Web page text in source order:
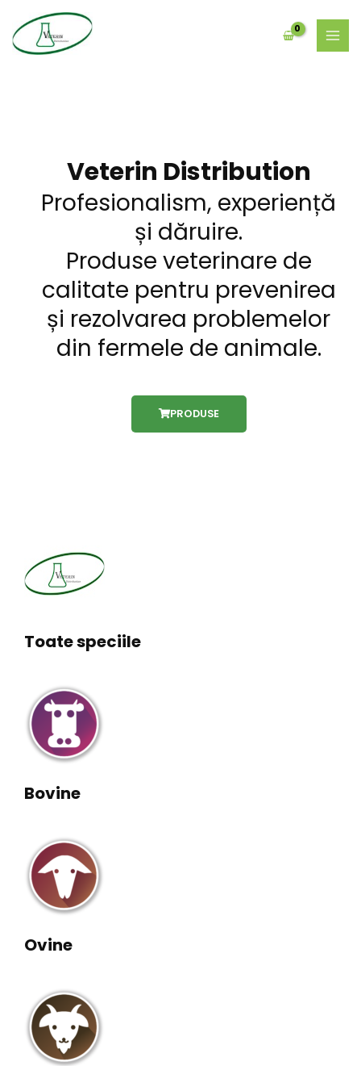
content
Veterin Distribution
Profesionalism, experiență
și dăruire.
Produse veterinare de
calitate pentru prevenirea
și rezolvarea problemelor
din fermele de animale.
PRODUSE
Toate speciile
Bovine
Ovine